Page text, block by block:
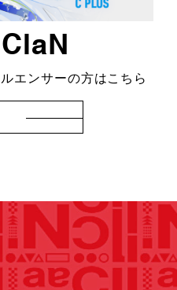
エンサーの方はこちら